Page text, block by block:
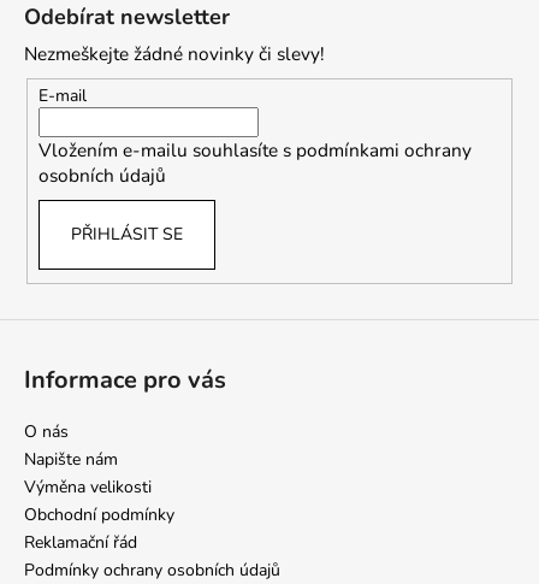
p
r
k
y
u
í
Odebírat newsletter
Nezmeškejte žádné novinky či slevy!
E-mail
Vložením e-mailu souhlasíte s podmínkami ochrany
osobních údajů
PŘIHLÁSIT SE
Informace pro vás
O nás
Napište nám
Výměna velikosti
Obchodní podmínky
Reklamační řád
Podmínky ochrany osobních údajů